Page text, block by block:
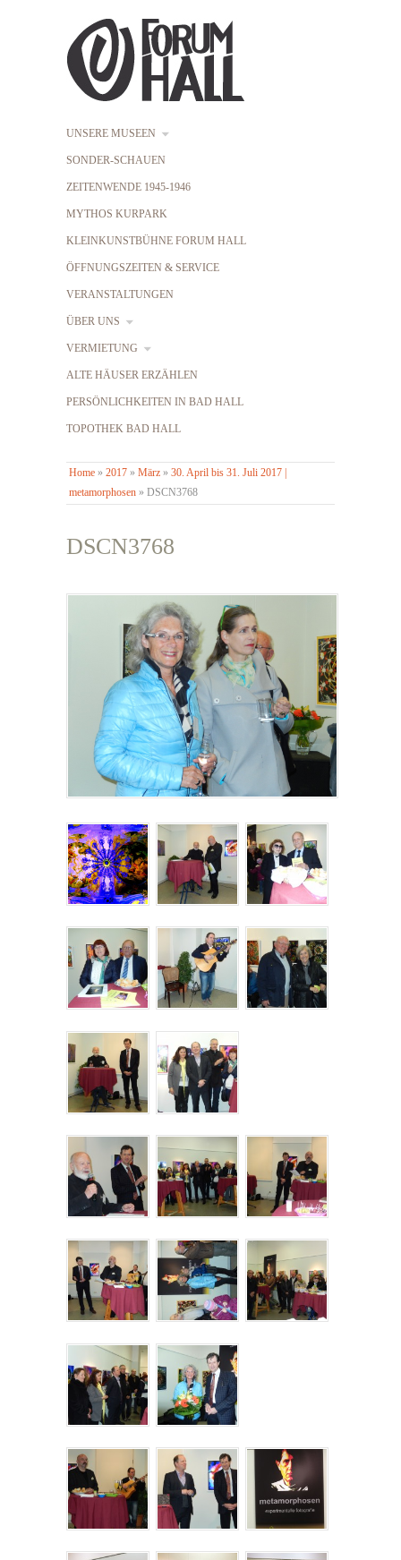
UNSERE MUSEEN
SONDER-SCHAUEN
ZEITENWENDE 1945-1946
MYTHOS KURPARK
KLEINKUNSTBÜHNE FORUM HALL
ÖFFNUNGSZEITEN & SERVICE
VERANSTALTUNGEN
ÜBER UNS
VERMIETUNG
ALTE HÄUSER ERZÄHLEN
PERSÖNLICHKEITEN IN BAD HALL
TOPOTHEK BAD HALL
Home » 2017 » März » 30. April bis 31. Juli 2017 |
metamorphosen » DSCN3768
DSCN3768